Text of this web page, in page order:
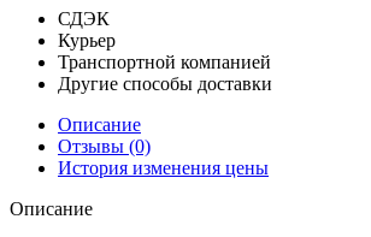
СДЭК
Курьер
Транспортной компанией
Другие способы доставки
Описание
Отзывы (0)
История изменения цены
Описание